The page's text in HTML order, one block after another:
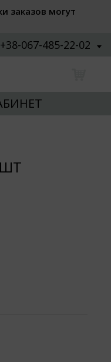
заказов могут
+38-067-485-22-02